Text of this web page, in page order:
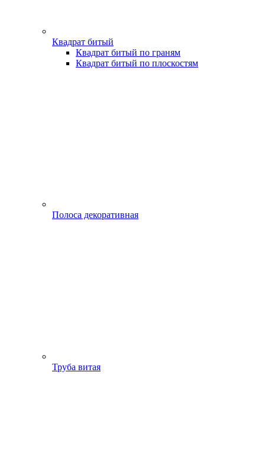
Квадрат битый
Квадрат битый по граням
Квадрат битый по плоскостям
Полоса декоративная
Труба витая